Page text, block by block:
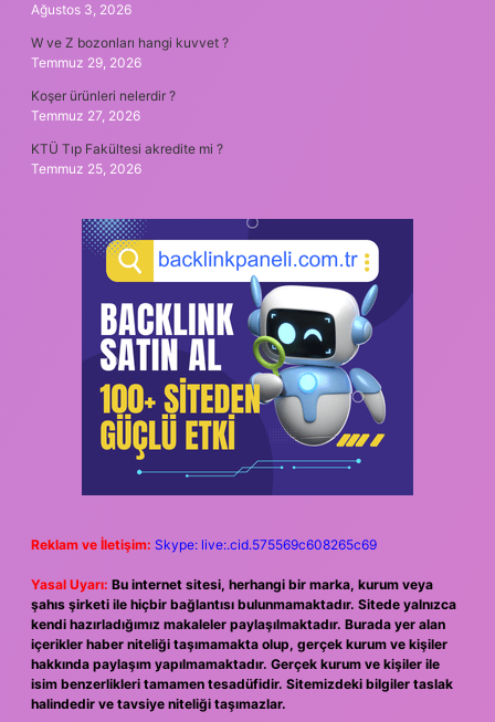
Ağustos 3, 2026
W ve Z bozonları hangi kuvvet ?
Temmuz 29, 2026
Koşer ürünleri nelerdir ?
Temmuz 27, 2026
KTÜ Tıp Fakültesi akredite mi ?
Temmuz 25, 2026
Reklam ve İletişim: Skype: live:.cid.575569c608265c69
Yasal Uyarı: Bu internet sitesi, herhangi bir marka, kurum veya
şahıs şirketi ile hiçbir bağlantısı bulunmamaktadır. Sitede yalnızca
kendi hazırladığımız makaleler paylaşılmaktadır. Burada yer alan
içerikler haber niteliği taşımamakta olup, gerçek kurum ve kişiler
hakkında paylaşım yapılmamaktadır. Gerçek kurum ve kişiler ile
isim benzerlikleri tamamen tesadüfidir. Sitemizdeki bilgiler taslak
halindedir ve tavsiye niteliği taşımazlar.